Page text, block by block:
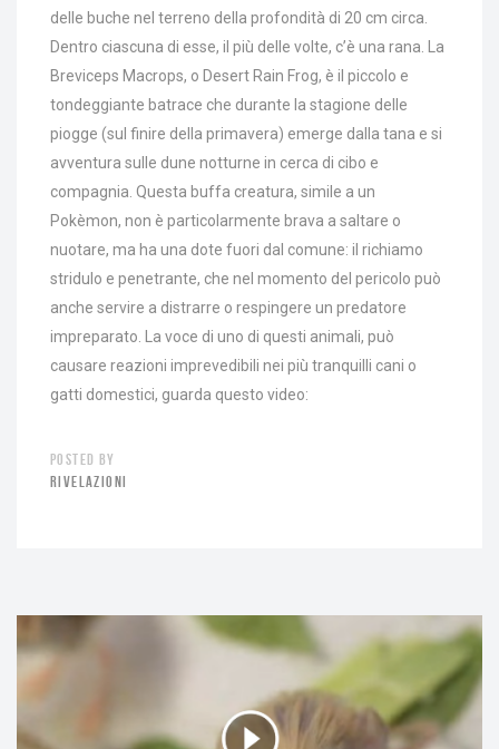
delle buche nel terreno della profondità di 20 cm circa.
Dentro ciascuna di esse, il più delle volte, c’è una rana. La
Breviceps Macrops, o Desert Rain Frog, è il piccolo e
tondeggiante batrace che durante la stagione delle
piogge (sul finire della primavera) emerge dalla tana e si
avventura sulle dune notturne in cerca di cibo e
compagnia. Questa buffa creatura, simile a un
Pokèmon, non è particolarmente brava a saltare o
nuotare, ma ha una dote fuori dal comune: il richiamo
stridulo e penetrante, che nel momento del pericolo può
anche servire a distrarre o respingere un predatore
impreparato. La voce di uno di questi animali, può
causare reazioni imprevedibili nei più tranquilli cani o
gatti domestici, guarda questo video:
POSTED BY
RIVELAZIONI